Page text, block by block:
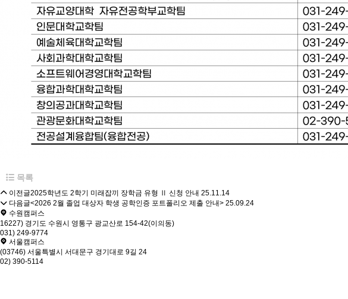
목록
이전글2025학년도 2학기 미래잡끼 장학금 유형 Ⅱ 신청 안내 25.11.14
다음글<2026 2월 졸업 대상자 학생 공학인증 포트폴리오 제출 안내> 25.09.24
수원캠퍼스
16227) 경기도 수원시 영통구 광교산로 154-42(이의동)
031) 249-9774
서울캠퍼스
(03746) 서울특별시 서대문구 경기대로 9길 24
02) 390-5114